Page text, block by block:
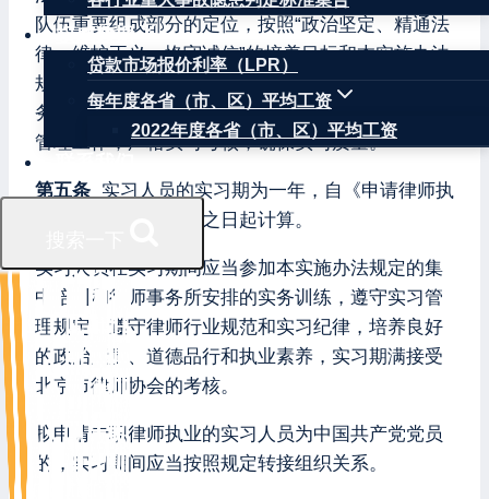
权威数据
贷款市场报价利率（LPR）
每年度各省（市、区）平均工资
2022年度各省（市、区）平均工资
队伍重要组成部分的定位，按照“政治坚定、精通法
律、维护正义、恪守诚信”的培养目标和本实施办法
规定，组织管理实习人员的实习活动，指导律师事
务所和实习指导律师做好实习人员的教育、训练和
管理工作，严格实习考核，确保实习质量。
第五条 实习人员的实习期为一年，自《申请律师执
业人员实习证》签发之日起计算。
实习人员在实习期间应当参加本实施办法规定的集
中培训和律师事务所安排的实务训练，遵守实习管
理规定，遵守律师行业规范和实习纪律，培养良好
的政治素质、道德品行和执业素养，实习期满接受
北京市律师协会的考核。
拟申请专职律师执业的实习人员为中国共产党党员
的，实习期间应当按照规定转接组织关系。